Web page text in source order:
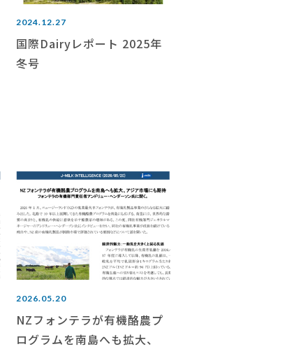
2024.12.27
国際Dairyレポート 2025年
冬号
2026.05.20
NZフォンテラが有機酪農プ
ログラムを南島へも拡大、